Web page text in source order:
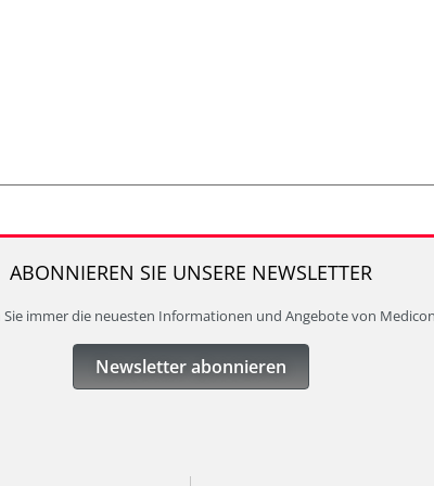
ABONNIEREN SIE UNSERE NEWSLETTER
Sie immer die neuesten Informationen und Angebote von
Newsletter abonnieren